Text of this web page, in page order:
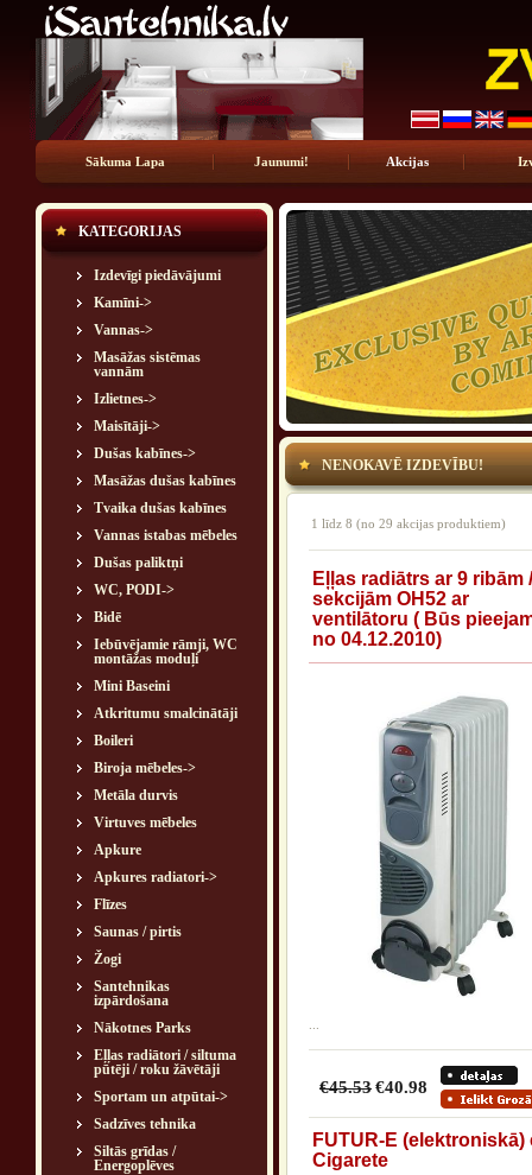
Sākuma Lapa Jaunumi! Akcijas
KATEGORIJAS
Izdevīgi piedāvājumi
Kamīni->
Vannas->
Masāžas sistēmas
vannām
Izlietnes->
Maisītāji->
Dušas kabīnes->
Masāžas dušas kabīnes
Tvaika dušas kabīnes
Vannas istabas mēbeles
Dušas paliktņi
WC, PODI->
Bidē
Iebūvējamie rāmji, WC
montāžas moduļi
Mini Baseini
Atkritumu smalcinātāji
Boileri
Biroja mēbeles->
Metāla durvis
Virtuves mēbeles
Apkure
Apkures radiatori->
Flīzes
Saunas / pirtis
Žogi
Santehnikas
izpārdošana
Nākotnes Parks
Eļļas radiātori / siltuma
pūtēji / roku žāvētāji
Sportam un atpūtai->
Sadzīves tehnika
Siltās grīdas /
Energoplēves
NENOKAVĒ IZDEVĪBU!
1 līdz 8 (no 29 akcijas produktiem)
Eļļas radiātrs ar 9 ribām /
sekcijām OH52 ar
ventilātoru ( Būs
no 04.12.2010)
€45.53€40.98
FUTUR-E (elektroniskā)
Cigarete